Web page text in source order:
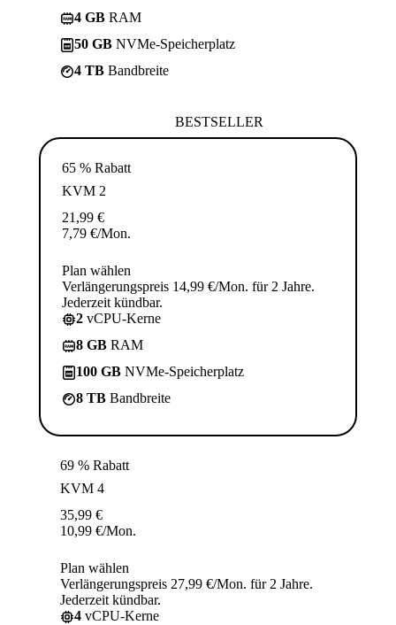
4 GB RAM
50 GB NVMe-Speicherplatz
4 TB Bandbreite
BESTSELLER
65 % Rabatt
KVM 2
21,99 €
7,79 €/Mon.
Plan wählen
Verlängerungspreis 14,99 €/Mon. für 2 Jahre.
Jederzeit kündbar.
2 vCPU-Kerne
8 GB RAM
100 GB NVMe-Speicherplatz
8 TB Bandbreite
69 % Rabatt
KVM 4
35,99 €
10,99 €/Mon.
Plan wählen
Verlängerungspreis 27,99 €/Mon. für 2 Jahre.
Jederzeit kündbar.
4 vCPU-Kerne